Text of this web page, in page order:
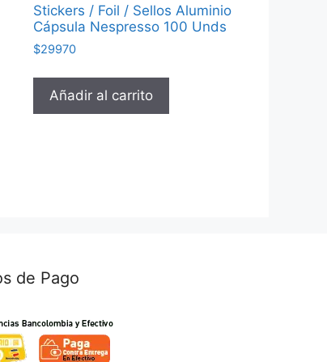
Stickers / Foil / Sellos Aluminio
Cápsula Nespresso 100 Unds
$29970
Añadir al carrito
de Pago